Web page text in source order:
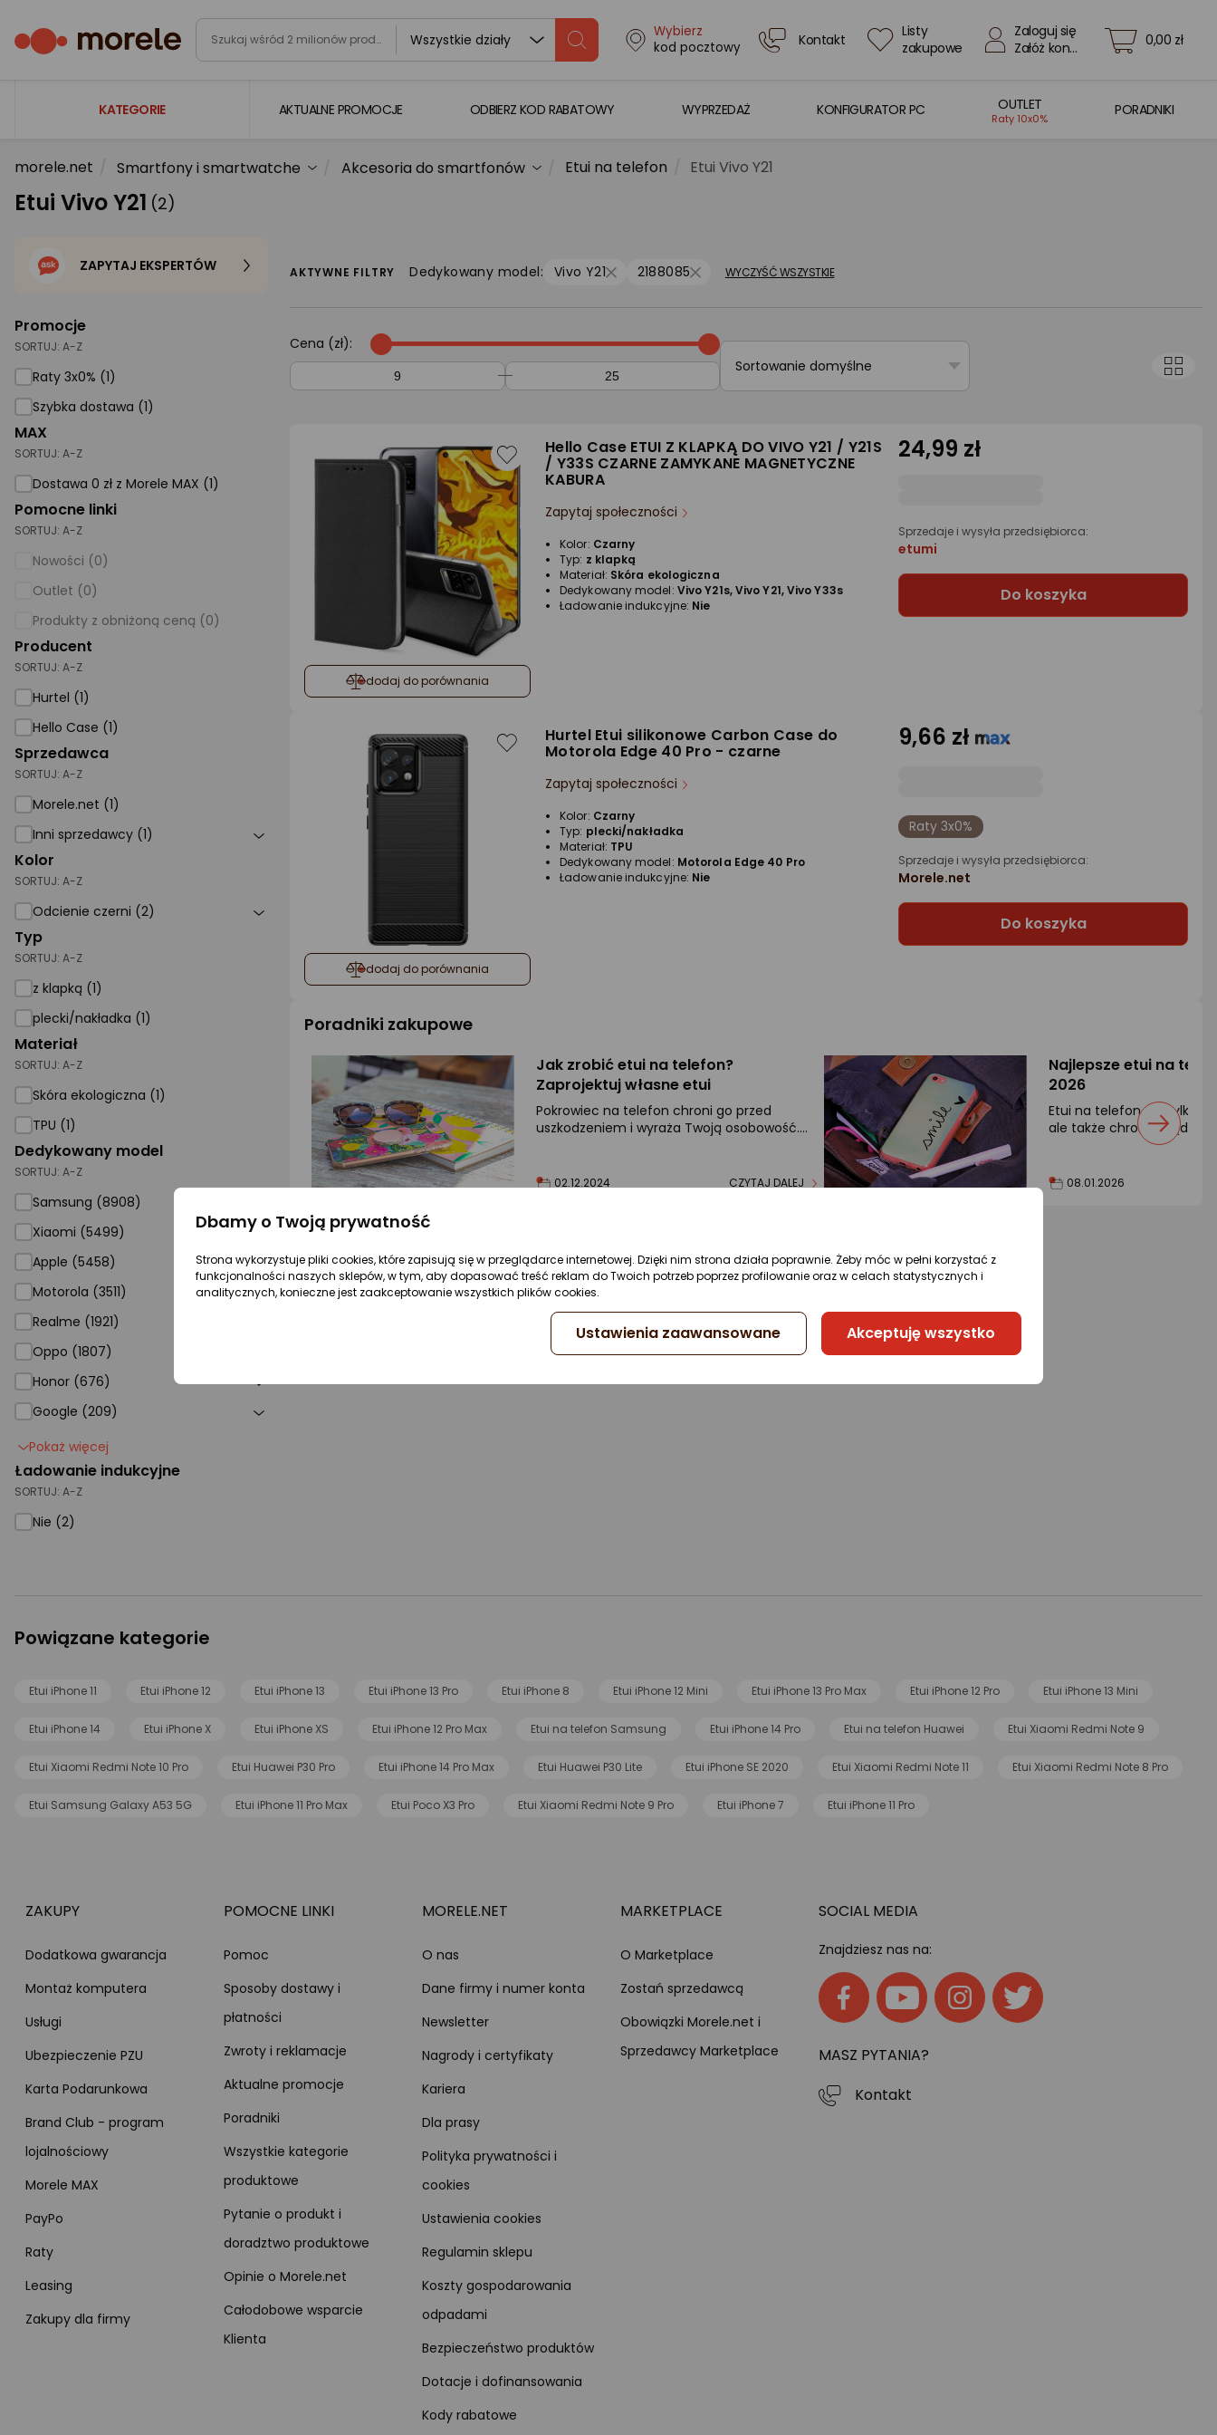
Wszystkie działy
Wybierz
kod pocztowy
Kontakt
Listy
zakupowe
Zaloguj się
Załóż konto
0,00 zł
KATEGORIE
Laptopy
Komputery
Gaming
Telewizory i audio
Foto i kamery
AGD duże
AGD małe
Biuro i firma
Sport i turystyka
Zabawki i dziecko
Supermarket
Strefa marek
AKTUALNE PROMOCJE ODBIERZ KOD RABATOWY WYPRZEDAŻ KONFIGURATOR PC OUTLET
Raty 10x0%
PORADNIKI
morele.net Smartfony i smartwatche Akcesoria do smartfonów Etui na telefon Etui Vivo Y21
Etui Vivo Y21 (2)
Promocje
SORTUJ: A-Z
Raty 3x0% (1)
Szybka dostawa (1)
MAX
SORTUJ: A-Z
Dostawa 0 zł z Morele MAX (1)
Pomocne linki
SORTUJ: A-Z
Nowości (0)
Outlet (0)
Produkty z obniżoną ceną (0)
Producent
SORTUJ: A-Z
Hurtel (1)
Hello Case (1)
Sprzedawca
SORTUJ: A-Z
Morele.net (1)
Inni sprzedawcy (1)
Kolor
SORTUJ: A-Z
Odcienie czerni (2)
Typ
SORTUJ: A-Z
z klapką (1)
plecki/nakładka (1)
Materiał
SORTUJ: A-Z
Skóra ekologiczna (1)
TPU (1)
Dedykowany model
SORTUJ: A-Z
Samsung (8908)
Xiaomi (5499)
Apple (5458)
Motorola (3511)
Realme (1921)
Oppo (1807)
Honor (676)
Google (209)
Pokaż więcej
Ładowanie indukcyjne
SORTUJ: A-Z
Nie (2)
ZAPYTAJ EKSPERTÓW AKTYWNE FILTRY Dedykowany model: Vivo Y21 2188085 WYCZYŚĆ WSZYSTKIE
Cena (zł):
Sortowanie domyślne
dodaj do porównania
Hello Case ETUI Z KLAPKĄ DO VIVO Y21 / Y21S
/ Y33S CZARNE ZAMYKANE MAGNETYCZNE
KABURA
Zapytaj społeczności
Kolor: Czarny
Typ: z klapką
Materiał: Skóra ekologiczna
Dedykowany model: Vivo Y21s, Vivo Y21, Vivo Y33s
Ładowanie indukcyjne: Nie
24,99 zł
Sprzedaje i wysyła przedsiębiorca:
etumi
Do koszyka
dodaj do porównania
Hurtel Etui silikonowe Carbon Case do
Motorola Edge 40 Pro - czarne
Zapytaj społeczności
Kolor: Czarny
Typ: plecki/nakładka
Materiał: TPU
Dedykowany model: Motorola Edge 40 Pro
Ładowanie indukcyjne: Nie
9,66 zł
Raty 3x0%
Sprzedaje i wysyła przedsiębiorca:
Morele.net
Do koszyka
Poradniki zakupowe
Jak zrobić etui na telefon?
Zaprojektuj własne etui
Pokrowiec na telefon chroni go przed
uszkodzeniem i wyraża Twoją osobowość.
02.12.2024 CZYTAJ DALEJ
Najlepsze etui na
2026
Etui na telefon nie tylko
ale także chroni
są kupowane najczęściej?
08.01.2026
Powiązane kategorie
Etui iPhone 11 Etui iPhone 12 Etui iPhone 13 Etui iPhone 13 Pro Etui iPhone 8 Etui iPhone 12 Mini Etui iPhone 13 Pro Max Etui iPhone 12 Pro Etui iPhone 13 Mini
Etui iPhone 14 Etui iPhone X Etui iPhone XS Etui iPhone 12 Pro Max Etui na telefon Samsung Etui iPhone 14 Pro Etui na telefon Huawei Etui Xiaomi Redmi Note 9
Etui Xiaomi Redmi Note 10 Pro Etui Huawei P30 Pro Etui iPhone 14 Pro Max Etui Huawei P30 Lite Etui iPhone SE 2020 Etui Xiaomi Redmi Note 11 Etui Xiaomi Redmi Note 8 Pro
Etui Samsung Galaxy A53 5G Etui iPhone 11 Pro Max Etui Poco X3 Pro Etui Xiaomi Redmi Note 9 Pro Etui iPhone 7 Etui iPhone 11 Pro
ZAKUPY
Dodatkowa gwarancja
Montaż komputera
Usługi
Ubezpieczenie PZU
Karta Podarunkowa
Brand Club - program
lojalnościowy
Morele MAX
PayPo
Raty
Leasing
Zakupy dla firmy
POMOCNE LINKI
Pomoc
Sposoby dostawy i
płatności
Zwroty i reklamacje
Aktualne promocje
Poradniki
Wszystkie kategorie
produktowe
Pytanie o produkt i
doradztwo produktowe
Opinie o Morele.net
Całodobowe wsparcie
Klienta
MORELE.NET
O nas
Dane firmy i numer konta
Newsletter
Nagrody i certyfikaty
Kariera
Dla prasy
Polityka prywatności i
cookies
Ustawienia cookies
Regulamin sklepu
Koszty gospodarowania
odpadami
Bezpieczeństwo produktów
Dotacje i dofinansowania
Kody rabatowe
MARKETPLACE
O Marketplace
Zostań sprzedawcą
Obowiązki Morele.net i
Sprzedawcy Marketplace
SOCIAL MEDIA
Znajdziesz nas na:
MASZ PYTANIA?
Kontakt
Dbamy o Twoją prywatność
Strona wykorzystuje pliki cookies, które zapisują się w przeglądarce internetowej. Dzięki nim strona działa poprawnie. Żeby móc w pełni korzystać z
funkcjonalności naszych sklepów, w tym, aby dopasować treść reklam do Twoich potrzeb poprzez profilowanie oraz w celach statystycznych i
analitycznych, konieczne jest zaakceptowanie wszystkich plików cookies.
Ustawienia zaawansowane Akceptuję wszystko